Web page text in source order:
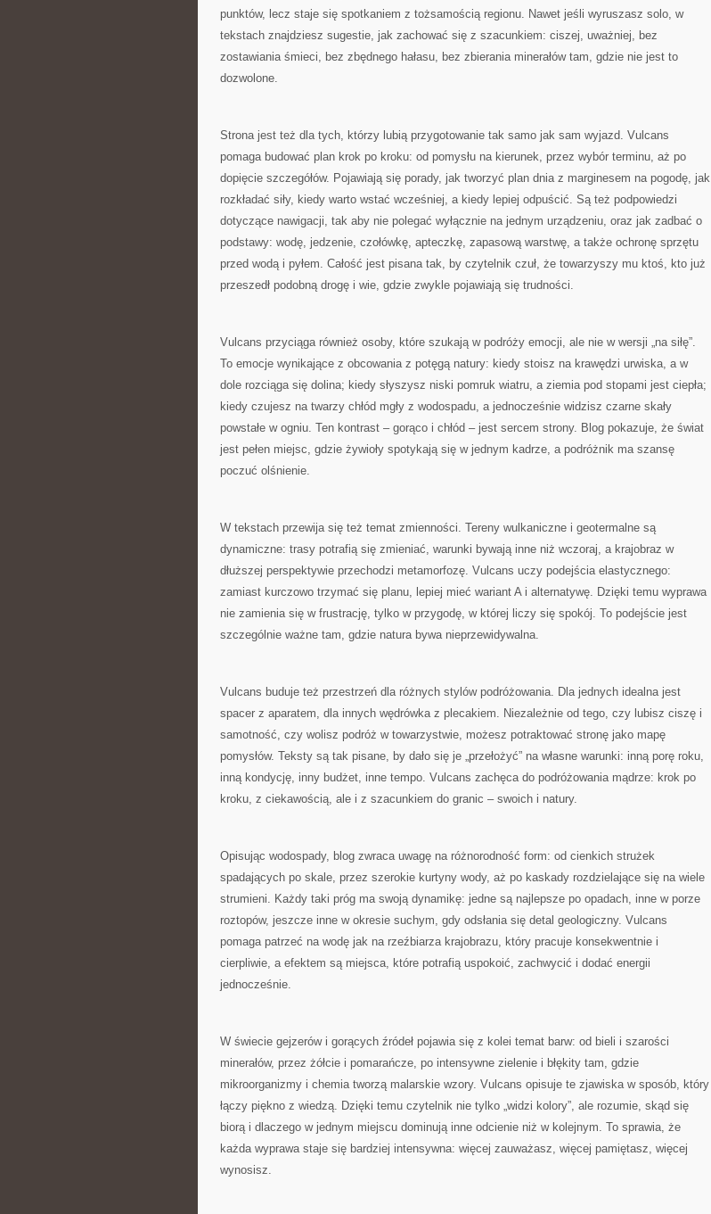
punktów, lecz staje się spotkaniem z tożsamością regionu. Nawet jeśli wyruszasz solo, w
tekstach znajdziesz sugestie, jak zachować się z szacunkiem: ciszej, uważniej, bez
zostawiania śmieci, bez zbędnego hałasu, bez zbierania minerałów tam, gdzie nie jest to
dozwolone.
Strona jest też dla tych, którzy lubią przygotowanie tak samo jak sam wyjazd. Vulcans
pomaga budować plan krok po kroku: od pomysłu na kierunek, przez wybór terminu, aż po
dopięcie szczegółów. Pojawiają się porady, jak tworzyć plan dnia z marginesem na pogodę, jak
rozkładać siły, kiedy warto wstać wcześniej, a kiedy lepiej odpuścić. Są też podpowiedzi
dotyczące nawigacji, tak aby nie polegać wyłącznie na jednym urządzeniu, oraz jak zadbać o
podstawy: wodę, jedzenie, czołówkę, apteczkę, zapasową warstwę, a także ochronę sprzętu
przed wodą i pyłem. Całość jest pisana tak, by czytelnik czuł, że towarzyszy mu ktoś, kto już
przeszedł podobną drogę i wie, gdzie zwykle pojawiają się trudności.
Vulcans przyciąga również osoby, które szukają w podróży emocji, ale nie w wersji „na siłę”.
To emocje wynikające z obcowania z potęgą natury: kiedy stoisz na krawędzi urwiska, a w
dole rozciąga się dolina; kiedy słyszysz niski pomruk wiatru, a ziemia pod stopami jest ciepła;
kiedy czujesz na twarzy chłód mgły z wodospadu, a jednocześnie widzisz czarne skały
powstałe w ogniu. Ten kontrast – gorąco i chłód – jest sercem strony. Blog pokazuje, że świat
jest pełen miejsc, gdzie żywioły spotykają się w jednym kadrze, a podróżnik ma szansę
poczuć olśnienie.
W tekstach przewija się też temat zmienności. Tereny wulkaniczne i geotermalne są
dynamiczne: trasy potrafią się zmieniać, warunki bywają inne niż wczoraj, a krajobraz w
dłuższej perspektywie przechodzi metamorfozę. Vulcans uczy podejścia elastycznego:
zamiast kurczowo trzymać się planu, lepiej mieć wariant A i alternatywę. Dzięki temu wyprawa
nie zamienia się w frustrację, tylko w przygodę, w której liczy się spokój. To podejście jest
szczególnie ważne tam, gdzie natura bywa nieprzewidywalna.
Vulcans buduje też przestrzeń dla różnych stylów podróżowania. Dla jednych idealna jest
spacer z aparatem, dla innych wędrówka z plecakiem. Niezależnie od tego, czy lubisz ciszę i
samotność, czy wolisz podróż w towarzystwie, możesz potraktować stronę jako mapę
pomysłów. Teksty są tak pisane, by dało się je „przełożyć” na własne warunki: inną porę roku,
inną kondycję, inny budżet, inne tempo. Vulcans zachęca do podróżowania mądrze: krok po
kroku, z ciekawością, ale i z szacunkiem do granic – swoich i natury.
Opisując wodospady, blog zwraca uwagę na różnorodność form: od cienkich strużek
spadających po skale, przez szerokie kurtyny wody, aż po kaskady rozdzielające się na wiele
strumieni. Każdy taki próg ma swoją dynamikę: jedne są najlepsze po opadach, inne w porze
roztopów, jeszcze inne w okresie suchym, gdy odsłania się detal geologiczny. Vulcans
pomaga patrzeć na wodę jak na rzeźbiarza krajobrazu, który pracuje konsekwentnie i
cierpliwie, a efektem są miejsca, które potrafią uspokoić, zachwycić i dodać energii
jednocześnie.
W świecie gejzerów i gorących źródeł pojawia się z kolei temat barw: od bieli i szarości
minerałów, przez żółcie i pomarańcze, po intensywne zielenie i błękity tam, gdzie
mikroorganizmy i chemia tworzą malarskie wzory. Vulcans opisuje te zjawiska w sposób, który
łączy piękno z wiedzą. Dzięki temu czytelnik nie tylko „widzi kolory”, ale rozumie, skąd się
biorą i dlaczego w jednym miejscu dominują inne odcienie niż w kolejnym. To sprawia, że
każda wyprawa staje się bardziej intensywna: więcej zauważasz, więcej pamiętasz, więcej
wynosisz.